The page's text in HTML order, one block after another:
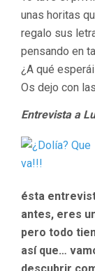
unas horitas
regalo sus
pensando en
¿A qué
Os dejo con
Entrevista a
ésta
antes, eres
pero todo
así que…